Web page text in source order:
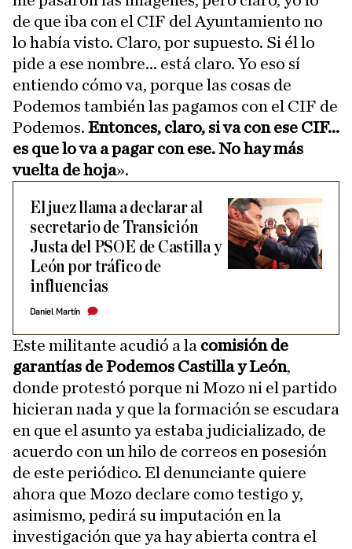
de que iba con el CIF del Ayuntamiento no
lo había visto. Claro, por supuesto. Si él lo
pide a ese nombre... está claro. Yo eso sí
entiendo cómo va, porque las cosas de
Podemos también las pagamos con el CIF de
Podemos. Entonces, claro, si va con ese CIF...
es que lo va a pagar con ese. No hay más
vuelta de hoja».
El juez llama a declarar al
secretario de Transición
Justa del PSOE de Castilla y
León por tráfico de
influencias
Daniel Martín
Este militante acudió a la comisión de
garantías de Podemos Castilla y León,
donde protestó porque ni Mozo ni el partido
hicieran nada y que la formación se escudara
en que el asunto ya estaba judicializado, de
acuerdo con un hilo de correos en posesión
de este periódico. El denunciante quiere
ahora que Mozo declare como testigo y,
asimismo, pedirá su imputación en la
investigación que ya hay abierta contra el